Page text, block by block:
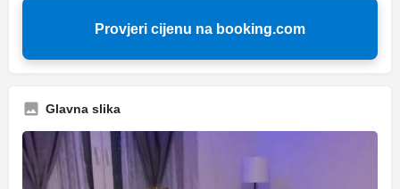
Provjeri cijenu na booking.com
Glavna slika